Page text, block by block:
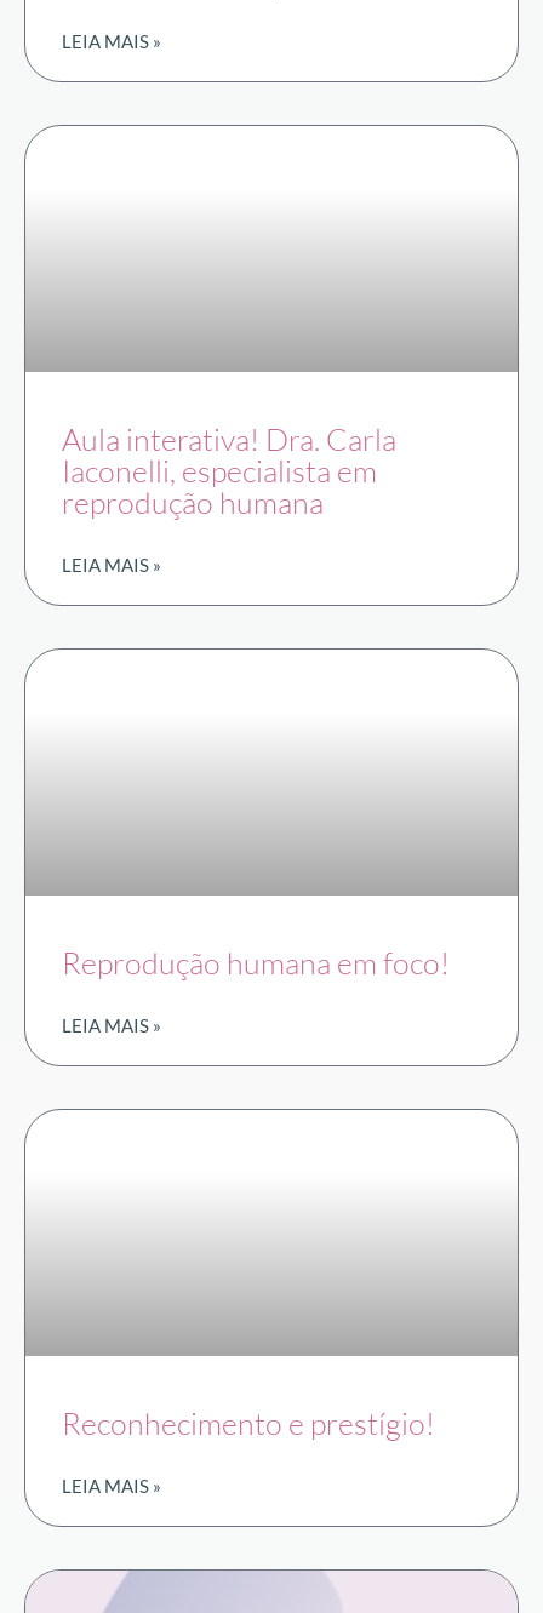
LEIA MAIS »
Aula interativa! Dra. Carla
Iaconelli, especialista em
reprodução humana
LEIA MAIS »
Reprodução humana em foco!
LEIA MAIS »
Reconhecimento e prestígio!
LEIA MAIS »